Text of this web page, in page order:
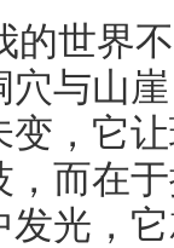
的世界
与山
，它
而在
光，